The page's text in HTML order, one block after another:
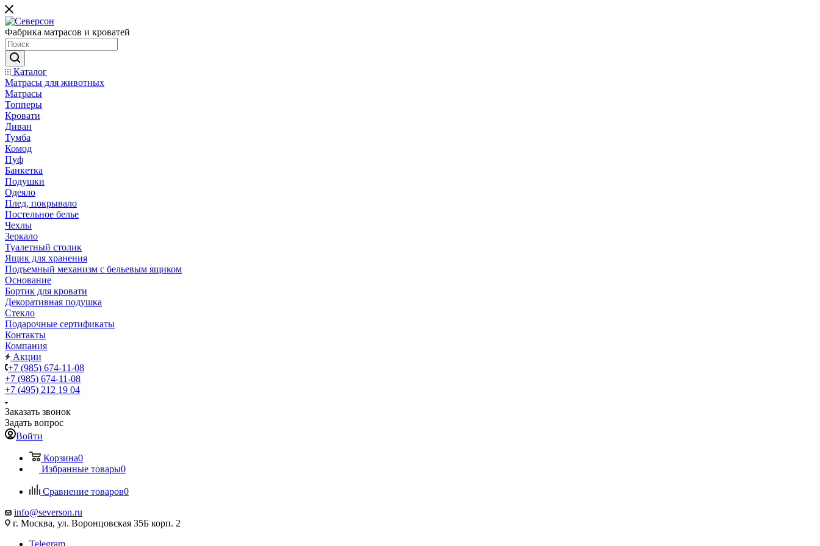
Фабрика матрасов и кроватей
Каталог
Матрасы для животных
Матрасы
Топперы
Кровати
Диван
Тумба
Комод
Пуф
Банкетка
Подушки
Одеяло
Плед, покрывало
Постельное белье
Чехлы
Зеркало
Туалетный столик
Ящик для хранения
Подъемный механизм с бельевым ящиком
Основание
Бортик для кровати
Декоративная подушка
Стекло
Подарочные сертификаты
Контакты
Компания
Акции
+7 (985) 674-11-08
+7 (985) 674-11-08
+7 (495) 212 19 04
Заказать звонок
Задать вопрос
Войти
Корзина0
Избранные товары0
Сравнение товаров0
info@severson.ru
г. Москва, ул. Воронцовская 35Б корп. 2
Telegram